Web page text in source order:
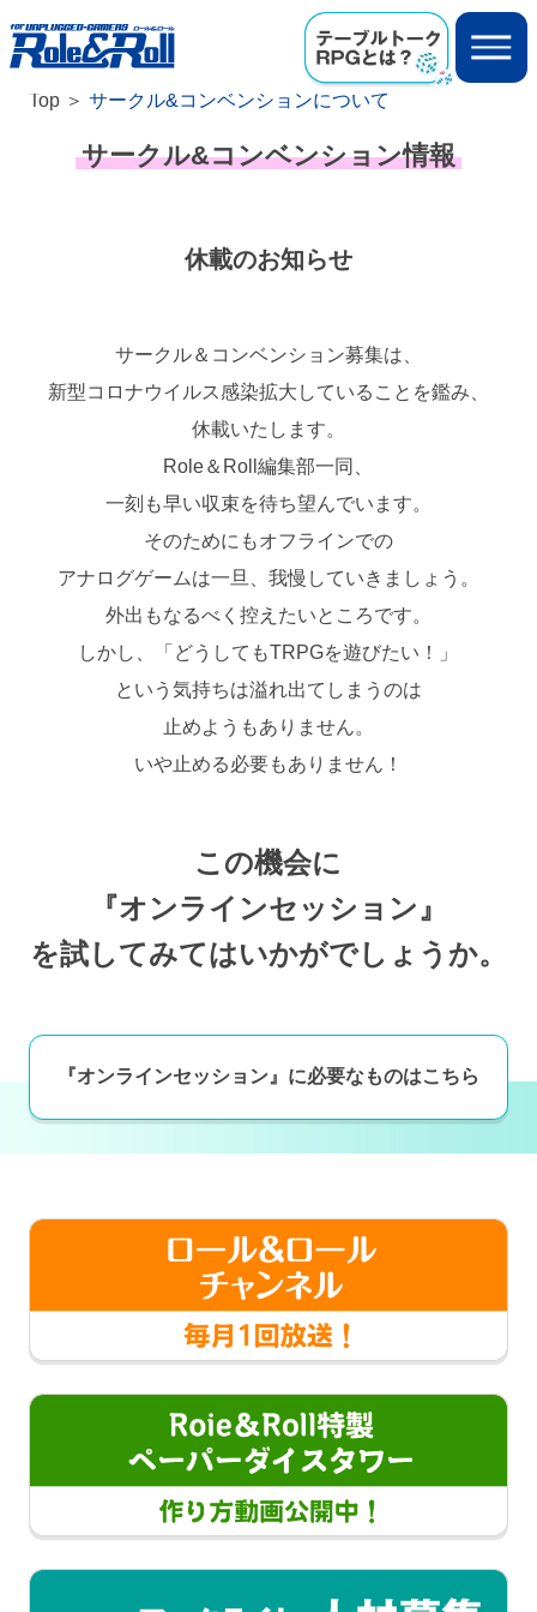
Top サークル&コンベンションについて
サークル&コンベンション情報
休載のお知らせ
サークル＆コンベンション募集は、
新型コロナウイルス感染拡大していることを鑑み、
休載いたします。
Role＆Roll編集部一同、
一刻も早い収束を待ち望んでいます。
そのためにもオフラインでの
アナログゲームは一旦、我慢していきましょう。
外出もなるべく控えたいところです。
しかし、「どうしてもTRPGを遊びたい！」
という気持ちは溢れ出てしまうのは
止めようもありません。
いや止める必要もありません！
この機会に
『オンラインセッション』
を試してみてはいかがでしょうか。
『オンラインセッション』に必要なものはこちら